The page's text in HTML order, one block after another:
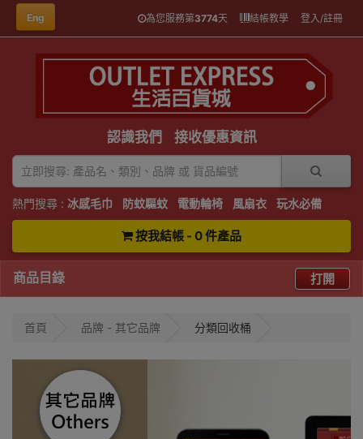
Eng 為您服務第3774天 結帳教學 登入/註冊
認識我們 接收優惠資訊
熱門搜尋 : 冰感毛巾 防蚊驅蚊 電動輪椅 風扇衣 玩水必備
按我結帳 - 0 件產品
商品目錄 打開
首頁 品牌 - 其它品牌 分類回收桶